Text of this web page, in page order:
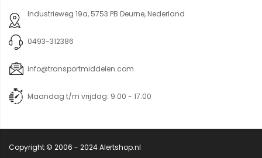
Industrieweg 19a, 5753 PB Deurne, Nederland
0493-312386
info@transportmiddelen.com
Maandag t/m vrijdag: 9:00 - 17:00
Copyright © 2006 - 2024 Alertshop.nl